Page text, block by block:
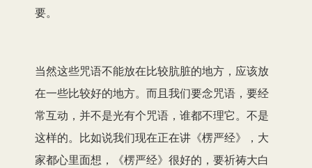
要。
当然这些咒语不能放在比较肮脏的地方，应该放
在一些比较好的地方。而且我们要念咒语，要经
常互动，并不是光有个咒语，谁都不理它。不是
这样的。比如说我们现在正在讲《楞严经》，大
家都心里面想，《楞严经》很好的，要祈祷大白